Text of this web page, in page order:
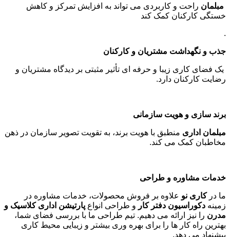
مبلمان راحت و کاربردی می تواند به افزایش تمرکز و کاهش
خستگی کارکنان کمک کند
.
جذب و نگهداشت مشتریان و کارکنان
یک فضای کاری زیبا و حرفه ای تأثیر مثبتی بر دیدگاه مشتریان و
رضایت کارکنان دارد.
برند سازی و هویت سازمانی
مبلمان اداری منطبق با هویت برند، به تقویت تصویر سازمان در ذهن
مخاطبان کمک می کند.
خدمات مشاوره و طراحی
ما درکاری نو علاوه بر فروش محصولات، خدمات مشاوره در
زمینه دکوراسیون دفتر کار و طراحی انواع پارتیشن اداری کلاسیک و
مدرن را نیز ارائه می دهیم. تیم طراحی ما با بررسی فضای شما،
بهترین راه کار ها را برای بهره وری بیشتر و زیبایی محیط کاری
پیشنهاد می دهد.